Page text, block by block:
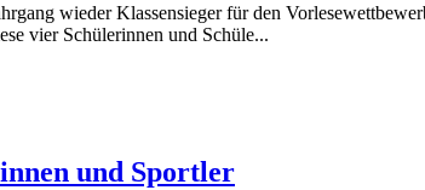
wieder Klassensieger für den
vier Schülerinnen und Schüle...
und Sportler